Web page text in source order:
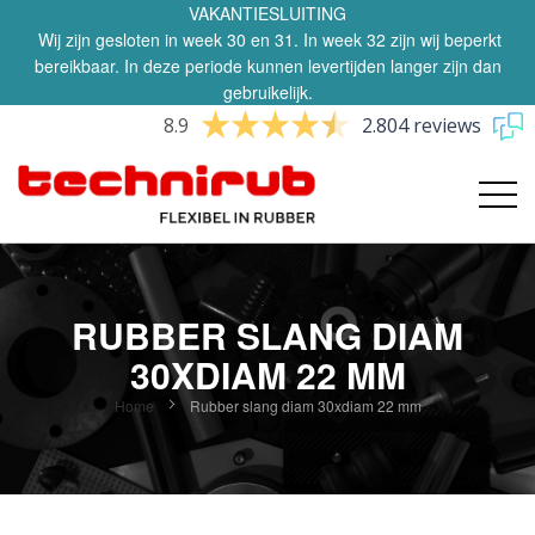
VAKANTIESLUITING
Wij zijn gesloten in week 30 en 31. In week 32 zijn wij beperkt
bereikbaar. In deze periode kunnen levertijden langer zijn dan
gebruikelijk.
8.9 2.804 reviews
RUBBER SLANG DIAM
30XDIAM 22 MM
Home Rubber slang diam 30xdiam 22 mm